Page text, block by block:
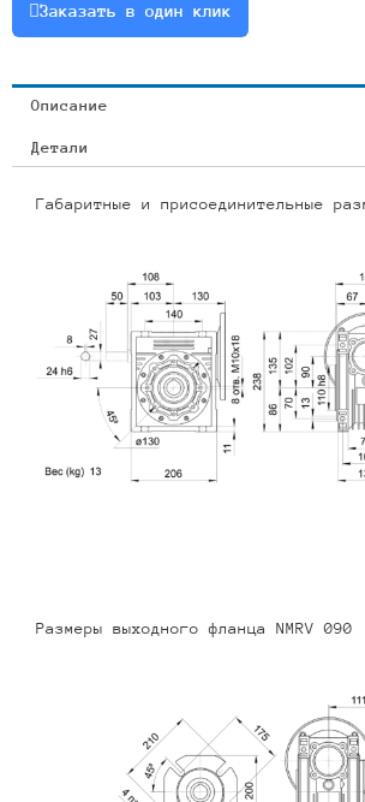
Заказать в один клик
Описание
Детали
Габаритные и присоединительные
Размеры выходного фланца NMRV 090